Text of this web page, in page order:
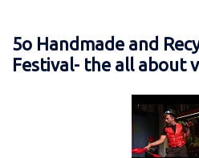
5o Handmade and
Festival- the all about